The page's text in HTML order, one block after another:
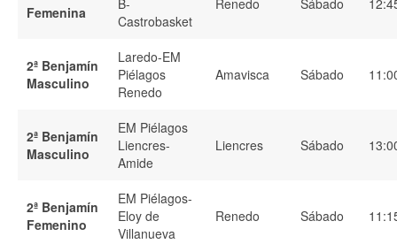
Femenina
B-
Castrobasket
Renedo Sábado
2ª Benjamín
Masculino
Laredo-EM
Piélagos
Renedo
Amavisca Sábado
2ª Benjamín
Masculino
EM Piélagos
Liencres-
Amide
Liencres Sábado
2ª Benjamín
Femenino
EM Piélagos-
Eloy de
Villanueva
Renedo Sábado